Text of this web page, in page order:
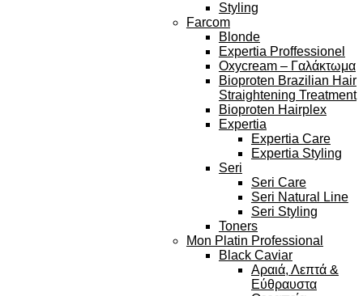
Styling
Farcom
Blonde
Expertia Proffessionel
Oxycream – Γαλάκτωμα
Bioproten Brazilian Hair
Straightening Treatment
Bioproten Hairplex
Expertia
Expertia Care
Expertia Styling
Seri
Seri Care
Seri Natural Line
Seri Styling
Toners
Mon Platin Professional
Black Caviar
Αραιά, Λεπτά &
Εύθραυστα